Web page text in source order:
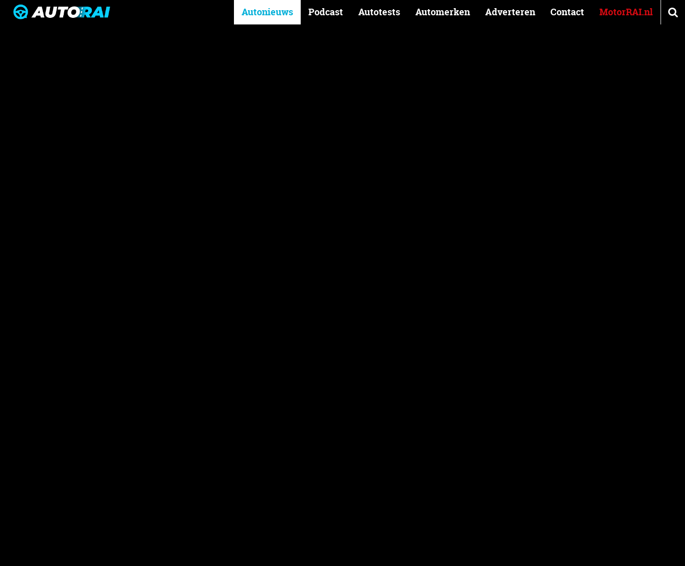
Autonieuws Podcast Autotests Automerken Adverteren Contact MotorRAI.nl